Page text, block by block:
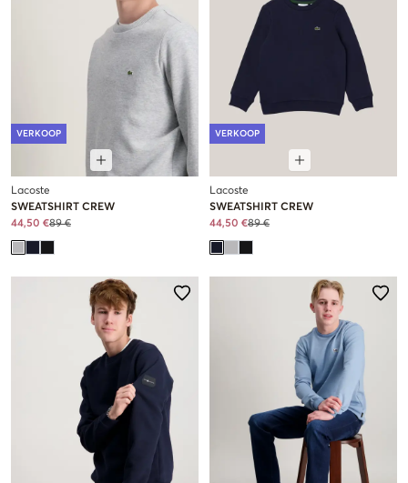
VERKOOP
Lacoste
SWEATSHIRT CREW
44,50 €89 €
VERKOOP
Lacoste
SWEATSHIRT CREW
44,50 €89 €